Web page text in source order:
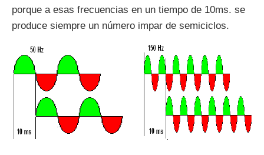
porque a esas frecuencias en un tiempo de 10ms. se
produce siempre un número impar de semiciclos.